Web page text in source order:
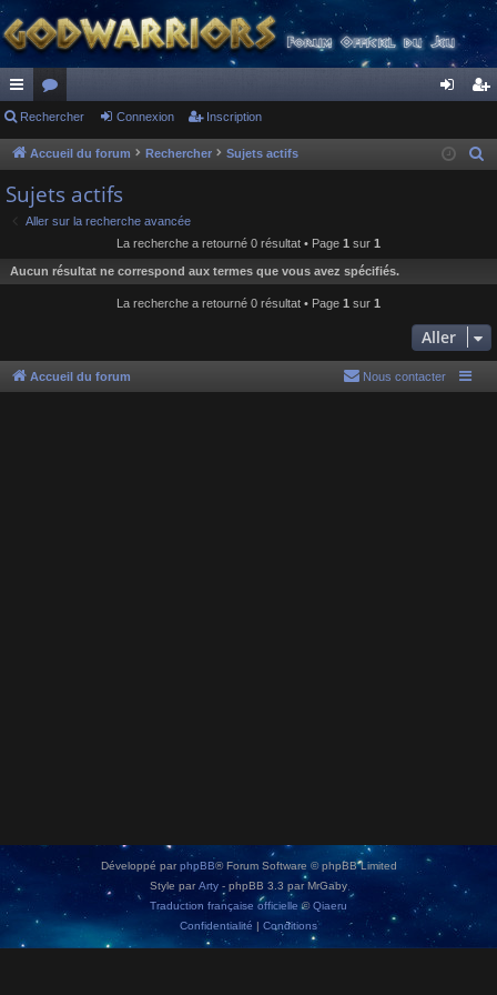
ac
co
ur
ci
or
u
s
ne cri
Rechercher Connexion Inscription
Accueil du forum Rechercher Sujets actifs
h
e
Sujets actifs
Aller sur la recherche avancée
La recherche a retourné 0 résultat • Page 1 sur 1
Aucun résultat ne correspond aux termes que vous avez spécifiés.
La recherche a retourné 0 résultat • Page 1 sur 1
Aller
Accueil du forum Nous contacter
Développé par phpBB® Forum Software © phpBB Limited
Style parArty - phpBB 3.3 par MrGaby
Traduction française officielle ©Qiaeru
Confidentialité | Conditions